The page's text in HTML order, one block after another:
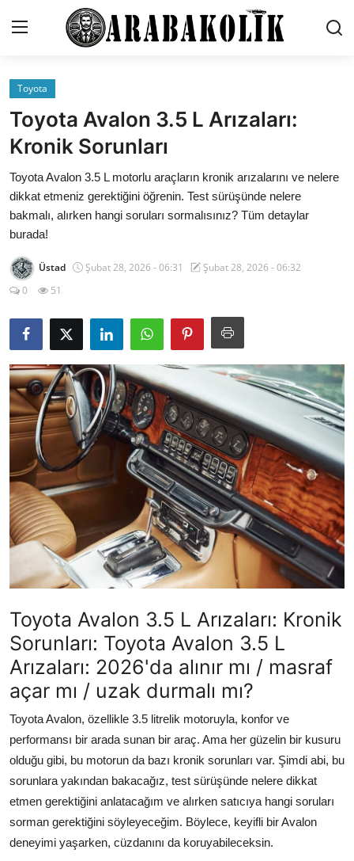
İletişim
Genel
Karşılaştırmalar
Testler
Markalar
Motosiklet
Paketler
Yağlar
Oto Bilgi
Toyota
Toyota Avalon 3.5 L Arızaları:
Kronik Sorunları
Toyota Avalon 3.5 L motorlu araçların kronik arızalarını ve nelere
dikkat etmeniz gerektiğini öğrenin. Test sürüşünde nelere
bakmalı, alırken hangi soruları sormalısınız? Tüm detaylar
burada!
Üstad Şubat 28, 2026 - 06:31
Şubat 28, 2026 - 06:32
0
51
Toyota Avalon 3.5 L Arızaları: Kronik
Sorunları: Toyota Avalon 3.5 L
Arızaları: 2026'da alınır mı / masraf
açar mı / uzak durmalı mı?
Toyota Avalon, özellikle 3.5 litrelik motoruyla, konfor ve
performansı bir arada sunan bir araç. Ama her güzelin bir kusuru
olduğu gibi, bu motorun da bazı kronik sorunları var. Şimdi abi, bu
sorunlara yakından bakacağız, test sürüşünde nelere dikkat
etmen gerektiğini anlatacağım ve alırken satıcıya hangi soruları
sorman gerektiğini söyleyeceğim. Böylece, keyifli bir Avalon
deneyimi yaşarken, cüzdanını da koruyabileceksin.